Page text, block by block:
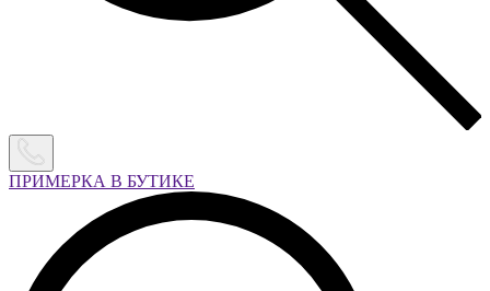
ПРИМЕРКА В БУТИКЕ